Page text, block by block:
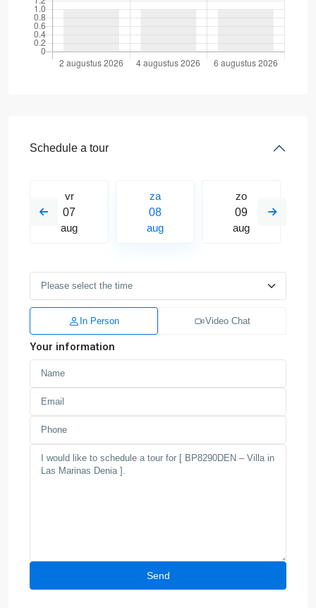
Schedule a tour
vr
07
aug
za
08
aug
zo
09
aug
In Person Video Chat
Your information